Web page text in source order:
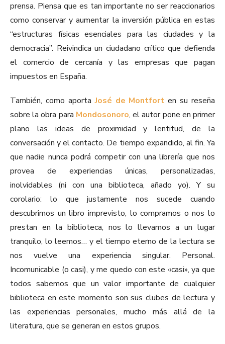
prensa. Piensa que es tan importante no ser reaccionarios
como conservar y aumentar la inversión pública en estas
“estructuras físicas esenciales para las ciudades y la
democracia”. Reivindica un ciudadano crítico que defienda
el comercio de cercanía y las empresas que pagan
impuestos en España.
También, como aportaJosé de Montfort en su reseña
sobre la obra para Mondosonoro, el autor pone en primer
plano las ideas de proximidad y lentitud, de la
conversación y el contacto. De tiempo expandido, al fin. Ya
que nadie nunca podrá competir con una librería que nos
provea de experiencias únicas, personalizadas,
inolvidables (ni con una biblioteca, añado yo). Y su
corolario: lo que justamente nos sucede cuando
descubrimos un libro imprevisto, lo compramos o nos lo
prestan en la biblioteca, nos lo llevamos a un lugar
tranquilo, lo leemos… y el tiempo eterno de la lectura se
nos vuelve una experiencia singular. Personal.
Incomunicable (o casi), y me quedo con este «casi», ya que
todos sabemos que un valor importante de cualquier
biblioteca en este momento son sus clubes de lectura y
las experiencias personales, mucho más allá de la
literatura, que se generan en estos grupos.